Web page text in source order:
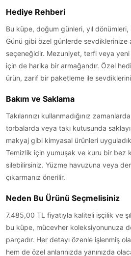
Hediye Rehberi
Bu küpe, doğum günleri, yıl
Günü gibi özel günlerde sevdiklerinize
seçeneğidir. Mezuniyet, terfi veya yeni
için de harika bir armağandır. Özel
ürün, zarif bir paketleme ile
Bakım ve Saklama
Takılarınızı kullanmadığınız
torbalarda veya takı kutusunda
makyaj gibi kimyasal ürünleri
Temizlik için yumuşak ve kuru bir bez
silebilirsiniz. Yüzme havuzuna veya
çıkarmanız önerilir.
Neden Bu Ürünü Seçmelisiniz
7.485,00 TL fiyatıyla kaliteli işçilik ve
bu küpe, mücevher koleksiyonunuza
parçadır. Her detayı özenle işlenmiş
hem de özel anlarınızda yanınızda